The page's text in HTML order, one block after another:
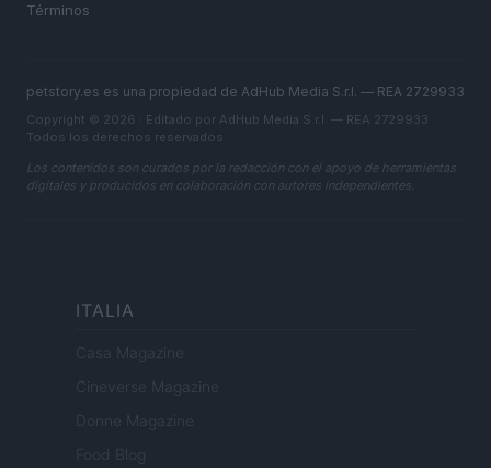
Términos
petstory.es es una propiedad de AdHub Media S.r.l. — REA 2729933
Copyright © 2026 · Editado por AdHub Media S.r.l. — REA 2729933
Todos los derechos reservados
Los contenidos son curados por la redacción con el apoyo de herramientas
digitales y producidos en colaboración con autores independientes.
ITALIA
Casa Magazine
Cineverse Magazine
Donne Magazine
Food Blog